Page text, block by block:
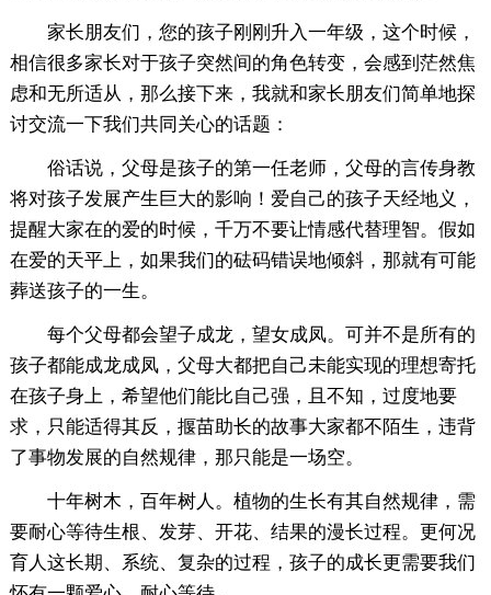
家长朋友们，您的孩子刚刚升入一年级，这个时候，
相信很多家长对于孩子突然间的角色转变，会感到茫然焦
虑和无所适从，那么接下来，我就和家长朋友们简单地探
讨交流一下我们共同关心的话题：
俗话说，父母是孩子的第一任老师，父母的言传身教
将对孩子发展产生巨大的影响！爱自己的孩子天经地义，
提醒大家在的爱的时候，千万不要让情感代替理智。假如
在爱的天平上，如果我们的砝码错误地倾斜，那就有可能
葬送孩子的一生。
每个父母都会望子成龙，望女成凤。可并不是所有的
孩子都能成龙成凤，父母大都把自己未能实现的理想寄托
在孩子身上，希望他们能比自己强，且不知，过度地要
求，只能适得其反，揠苗助长的故事大家都不陌生，违背
了事物发展的自然规律，那只能是一场空。
十年树木，百年树人。植物的生长有其自然规律，需
要耐心等待生根、发芽、开花、结果的漫长过程。更何况
育人这长期、系统、复杂的过程，孩子的成长更需要我们